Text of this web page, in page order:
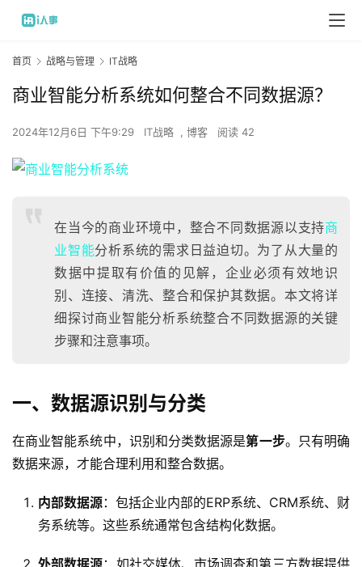
首页 战略与管理 IT战略
商业智能分析系统如何整合不同数据源？
2024年12月6日 下午9:29 IT战略 , 博客 阅读 42
在当今的商业环境中，整合不同数据源以支持商
业智能分析系统的需求日益迫切。为了从大量的
数据中提取有价值的见解，企业必须有效地识
别、连接、清洗、整合和保护其数据。本文将详
细探讨商业智能分析系统整合不同数据源的关键
步骤和注意事项。
一、数据源识别与分类
在商业智能系统中，识别和分类数据源是第一步。只有明确
数据来源，才能合理利用和整合数据。
内部数据源：包括企业内部的ERP系统、CRM系统、财
务系统等。这些系统通常包含结构化数据。
外部数据源：如社交媒体、市场调查和第三方数据提供